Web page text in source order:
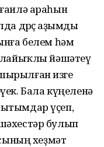
араһын
дөрөҫ аҙымды
белем һәм
лайыҡлы йәшәтеү
изге
Бала күңеленә
үҫеп,
булып
хеҙмәт